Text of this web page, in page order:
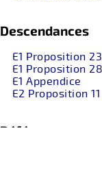
Descendances
E1 Proposition 23
E1 Proposition 28
E1 Appendice
E2 Proposition 11
Références